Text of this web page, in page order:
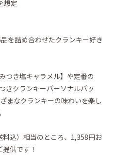
想定
を詰め合わせたクランキー好き
つき塩キャラメル】や定番の
きクランキーパーソナルパッ
まなクランキーの味わいを楽し
込）相当のところ、1,358円お
供です！